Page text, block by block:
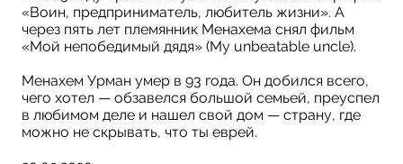
«Воин, предприниматель, любитель жизни». А
через пять лет племянник Менахема снял фильм
«Мой непобедимый дядя» (Mу unbeatable uncle).
Менахем Урман умер в 93 года. Он добился всего,
чего хотел — обзавелся большой семьей, преуспел
в любимом деле и нашел свой дом — страну, где
можно не скрывать, что ты еврей.